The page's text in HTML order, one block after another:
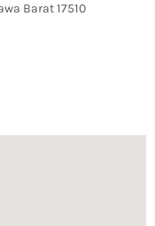
Barat 17510